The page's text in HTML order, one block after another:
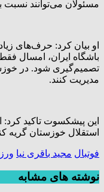
مسئولان می‌توانند
او بیان کرد: حرف‌های
باشگاه ایران، امسال
تصمیم‌گیری شود. در
مدیریت کنند.
این پیشکسوت تاکید
استقلال خوزستان گریه
فوتبال مجید باقری نیا
نوشته های مشابه